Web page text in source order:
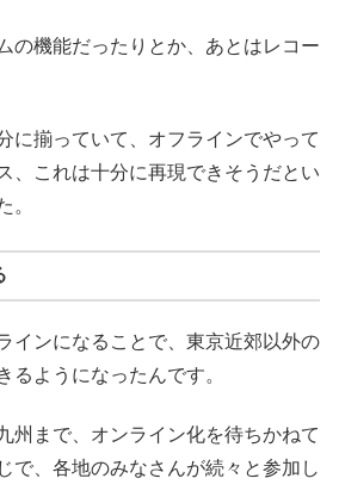
の機能だったりとか、あとはレコー
に揃っていて、オフラインでやって
、これは十分に再現できそうだとい
。
インになることで、東京近郊以外の
るようになったんです。
州まで、オンライン化を待ちかねて
で、各地のみなさんが続々と参加し